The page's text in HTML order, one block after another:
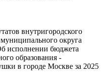
внутригородского
округа
исполнении бюджета
образования -
в городе Москве за 2025